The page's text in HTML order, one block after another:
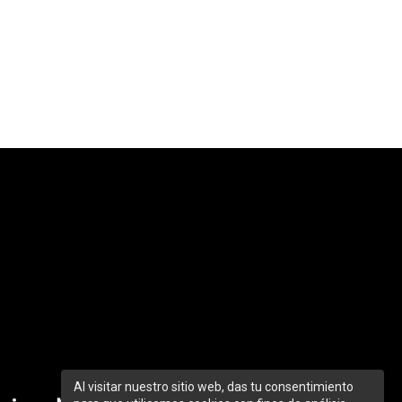
Al visitar nuestro sitio web, das tu consentimiento